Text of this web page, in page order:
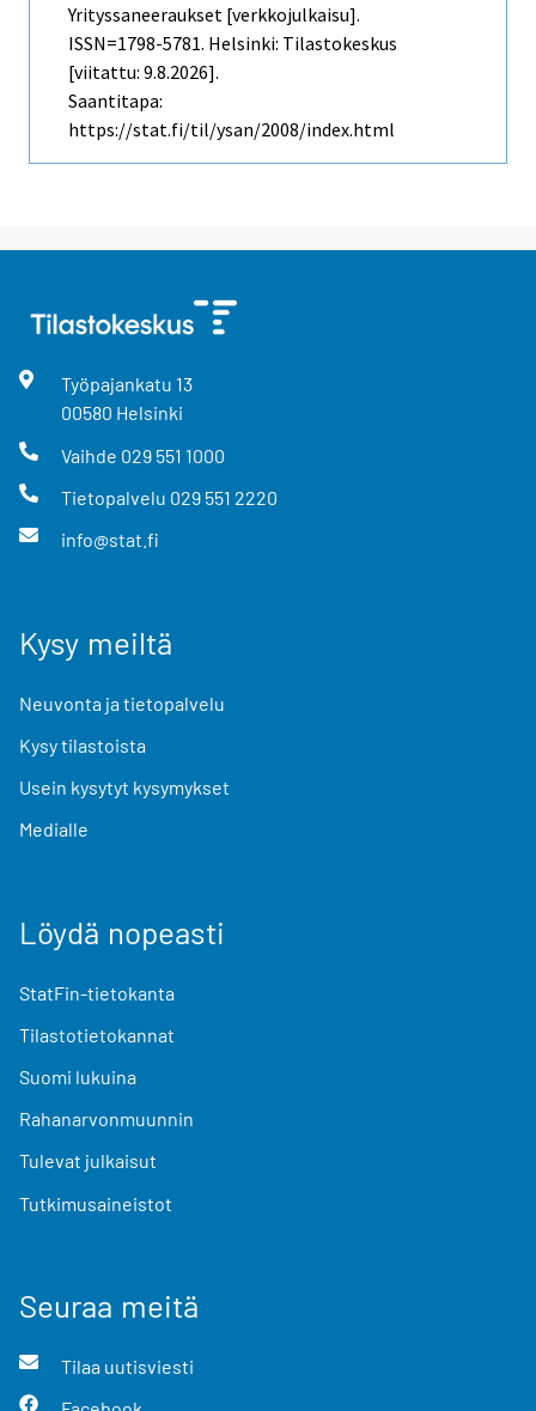
Yrityssaneeraukset [verkkojulkaisu].
ISSN=1798-5781. Helsinki: Tilastokeskus
[viitattu: 9.8.2026].
Saantitapa:
https://stat.fi/til/ysan/2008/index.html
Työpajankatu 13
00580 Helsinki
Vaihde 029 551 1000
Tietopalvelu 029 551 2220
info@stat.fi
Kysy meiltä
Neuvonta ja tietopalvelu
Kysy tilastoista
Usein kysytyt kysymykset
Medialle
Löydä nopeasti
StatFin-tietokanta
Tilastotietokannat
Suomi lukuina
Rahanarvonmuunnin
Tulevat julkaisut
Tutkimusaineistot
Seuraa meitä
Tilaa uutisviesti